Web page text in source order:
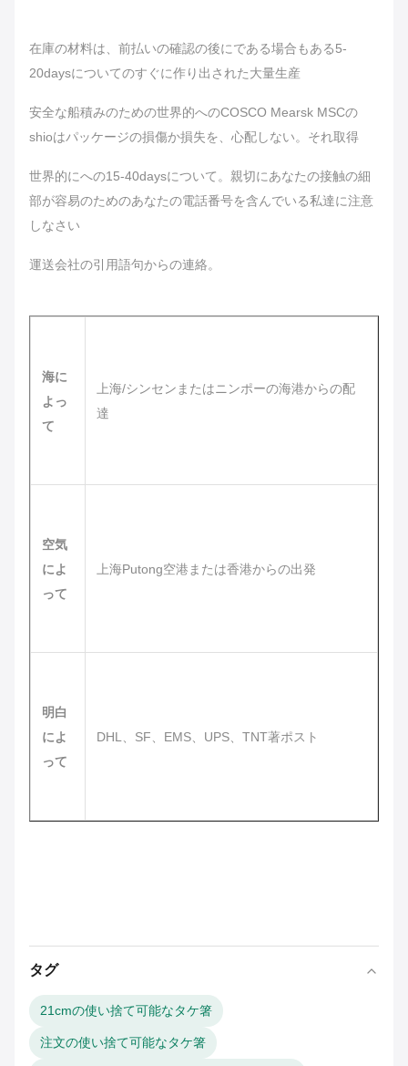
在庫の材料は、前払いの確認の後にである場合もある5-
20daysについてのすぐに作り出された大量生産
安全な船積みのための世界的へのCOSCO Mearsk MSCの
shioはパッケージの損傷か損失を、心配しない。それ取得
世界的にへの15-40daysについて。親切にあなたの接触の細
部が容易のためのあなたの電話番号を含んでいる私達に注意
しなさい
運送会社の引用語句からの連絡。
海に
よっ
て
上海/シンセンまたはニンポーの海港からの配
達
空気
によ
って
上海Putong空港または香港からの出発
明白
によ
って
DHL、SF、EMS、UPS、TNT著ポスト
タグ
21cmの使い捨て可能なタケ箸
注文の使い捨て可能なタケ箸